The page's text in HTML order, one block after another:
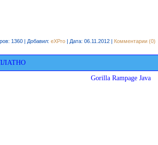
1360 | Добавил: eXPro | Дата: 06.11.2012 | Комментарии (0)
Gorilla Rampage Java